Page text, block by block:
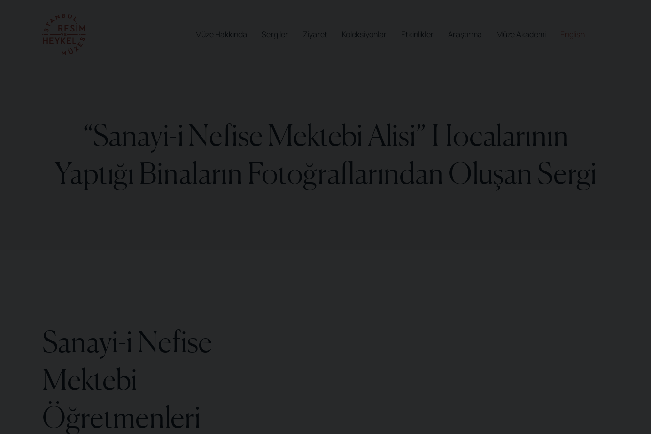
Müze Hakkında Sergiler Ziyaret Koleksiyonlar Etkinlikler Araştırma Müze Akademi English
“Sanayi-i Nefise Mektebi Alisi” Hocalarının
Yaptığı Binaların Fotoğraflarından Oluşan Sergi
Sanayi-i Nefise
Mektebi
Öğretmenleri